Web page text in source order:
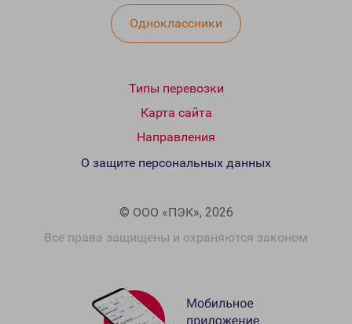
Одноклассники
Типы перевозки
Карта сайта
Направления
© ООО «ПЭК», 2026
Все права защищены и охраняются законом
О защите персональных данных